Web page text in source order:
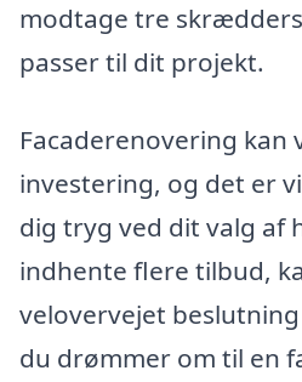
modtage tre
passer til dit projekt.
Facaderenovering
investering, og det er
dig tryg ved dit valg af
indhente flere tilbud,
velovervejet
du drømmer om til en